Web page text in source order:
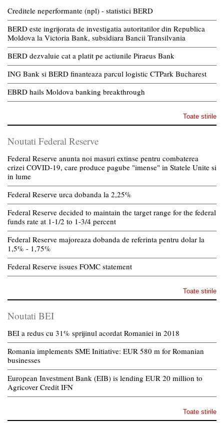
Creditele neperformante (npl) - statistici BERD
BERD este ingrijorata de investigatia autoritatilor din Republica
Moldova la Victoria Bank, subsidiara Bancii Transilvania
BERD dezvaluie cat a platit pe actiunile Piraeus Bank
ING Bank si BERD finanteaza parcul logistic CTPark Bucharest
EBRD hails Moldova banking breakthrough
Toate stirile
Noutati Federal Reserve
Federal Reserve anunta noi masuri extinse pentru combaterea
crizei COVID-19, care produce pagube "imense" in Statele Unite si
in lume
Federal Reserve urca dobanda la 2,25%
Federal Reserve decided to maintain the target range for the federal
funds rate at 1-1/2 to 1-3/4 percent
Federal Reserve majoreaza dobanda de referinta pentru dolar la
1,5% - 1,75%
Federal Reserve issues FOMC statement
Toate stirile
Noutati BEI
BEI a redus cu 31% sprijinul acordat Romaniei in 2018
Romania implements SME Initiative: EUR 580 m for Romanian
businesses
European Investment Bank (EIB) is lending EUR 20 million to
Agricover Credit IFN
Toate stirile